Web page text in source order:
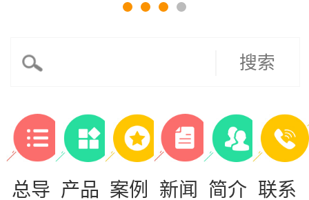
搜索
总导 产品 案例 新闻 简介 联系